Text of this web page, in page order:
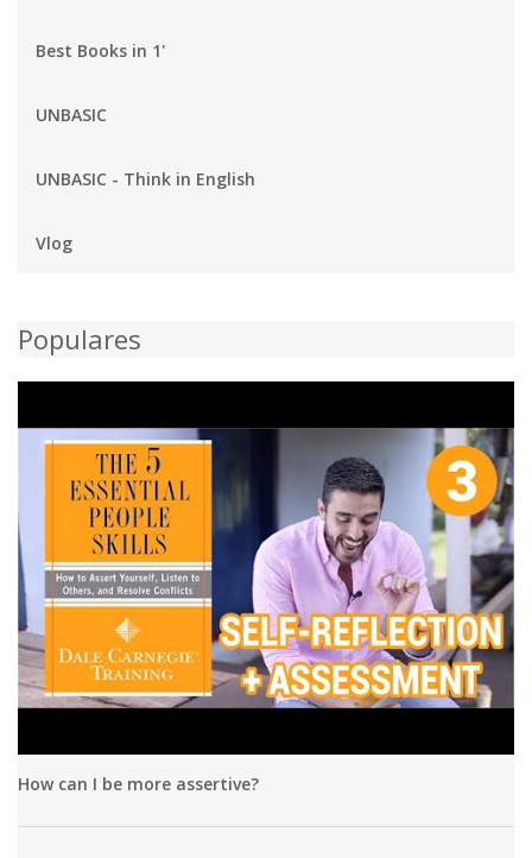
Best Books in 1'
UNBASIC
UNBASIC - Think in English
Vlog
Populares
How can I be more assertive?